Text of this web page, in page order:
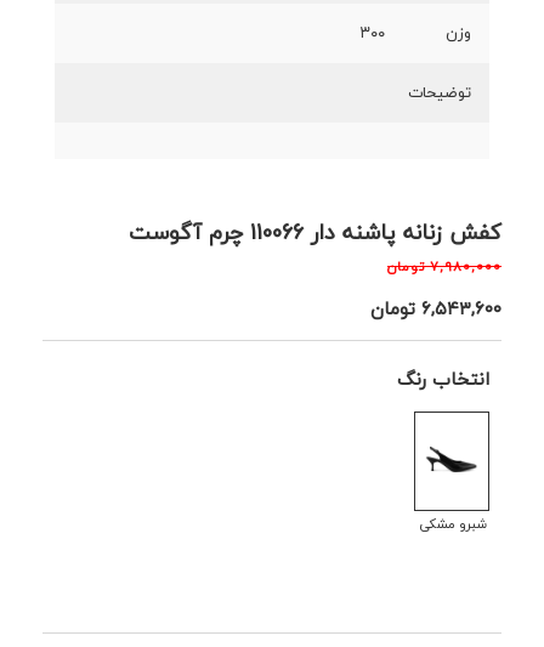
کفش زنانه پاشنه دار 110066 چرم آگوست
۷,۹۸۰,۰۰۰ تومان
۶,۵۴۳,۶۰۰تومان
انتخاب رنگ
شبرو مشکی
وزن ۳۰۰
توضیحات